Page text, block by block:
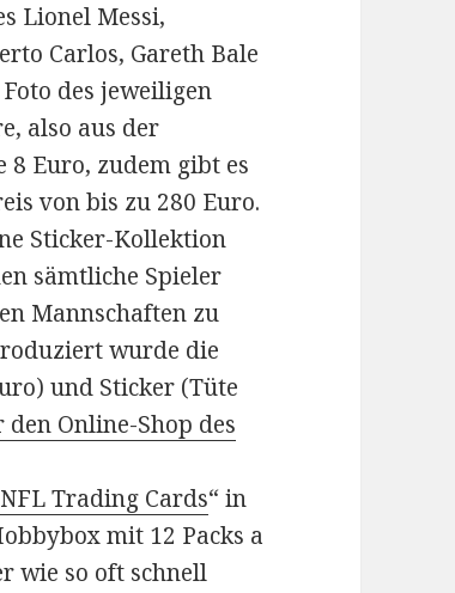
Lionel Messi,
Carlos, Gareth Bale
des jeweiligen
also aus der
8 Euro, zudem gibt es
von bis zu 280 Euro.
Sticker-Kollektion
sämtliche Spieler
Mannschaften zu
wurde die
und Sticker (Tüte
den Online-Shop des
Trading Cards“ in
mit 12 Packs a
wie so oft schnell